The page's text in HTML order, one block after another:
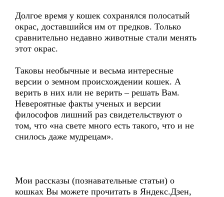
Долгое время у кошек сохранялся полосатый
окрас, доставшийся им от предков. Только
сравнительно недавно животные стали менять
этот окрас.
Таковы необычные и весьма интересные
версии о земном происхождении кошек. А
верить в них или не верить – решать Вам.
Невероятные факты ученых и версии
философов лишний раз свидетельствуют о
том, что «на свете много есть такого, что и не
снилось даже мудрецам».
Мои рассказы (познавательные статьи) о
кошках Вы можете прочитать в Яндекс.Дзен,